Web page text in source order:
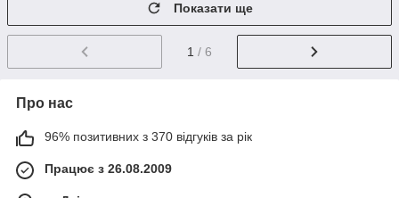
Показати ще
1 / 6
Про нас
96% позитивних з 370 відгуків за рік
Працює з 26.08.2009